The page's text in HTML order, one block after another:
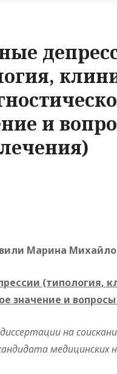
и
лечения)
Марина
(типология,
значение и
на
медицинских